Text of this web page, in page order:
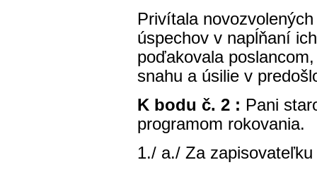
Privítala
úspechov v napĺňaní
poďakovala
snahu a úsilie v
K bodu č. 2 : Pani
programom rokovania.
1./ a./ Za